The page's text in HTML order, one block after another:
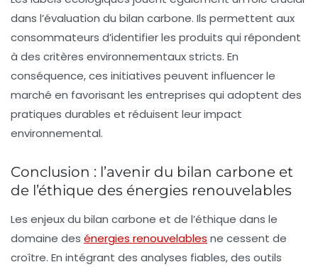
dans l’évaluation du bilan carbone. Ils permettent aux
consommateurs d’identifier les produits qui répondent
à des critères environnementaux stricts. En
conséquence, ces initiatives peuvent influencer le
marché en favorisant les entreprises qui adoptent des
pratiques durables et réduisent leur impact
environnemental.
Conclusion : l’avenir du bilan carbone et
de l’éthique des énergies renouvelables
Les enjeux du bilan carbone et de l’éthique dans le
domaine des énergies renouvelables ne cessent de
croître. En intégrant des analyses fiables, des outils